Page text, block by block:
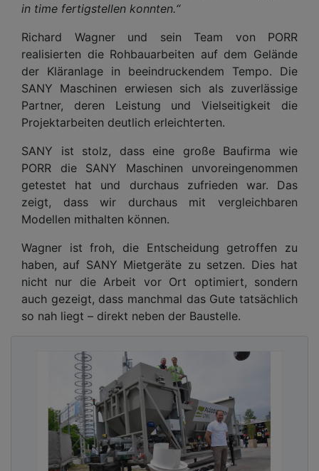
in time fertigstellen konnten.“
Richard Wagner und sein Team von PORR
realisierten die Rohbauarbeiten auf dem Gelände
der Kläranlage in beeindruckendem Tempo. Die
SANY Maschinen erwiesen sich als zuverlässige
Partner, deren Leistung und Vielseitigkeit die
Projektarbeiten deutlich erleichterten.
SANY ist stolz, dass eine große Baufirma wie
PORR die SANY Maschinen unvoreingenommen
getestet hat und durchaus zufrieden war. Das
zeigt, dass wir durchaus mit vergleichbaren
Modellen mithalten können.
Wagner ist froh, die Entscheidung getroffen zu
haben, auf SANY Mietgeräte zu setzen. Dies hat
nicht nur die Arbeit vor Ort optimiert, sondern
auch gezeigt, dass manchmal das Gute tatsächlich
so nah liegt – direkt neben der Baustelle.